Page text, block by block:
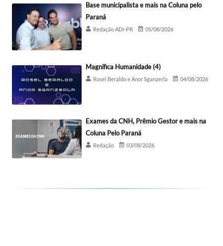
Base municipalista e mais na Coluna pelo
Paraná
Redação ADI-PR 05/08/2026
Magnífica Humanidade (4)
Rosel Beraldo e Anor Sganzerla 04/08/2026
Exames da CNH, Prêmio Gestor e mais na
Coluna Pelo Paraná
Redação 03/08/2026